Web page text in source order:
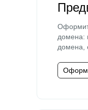
домена:
домена,